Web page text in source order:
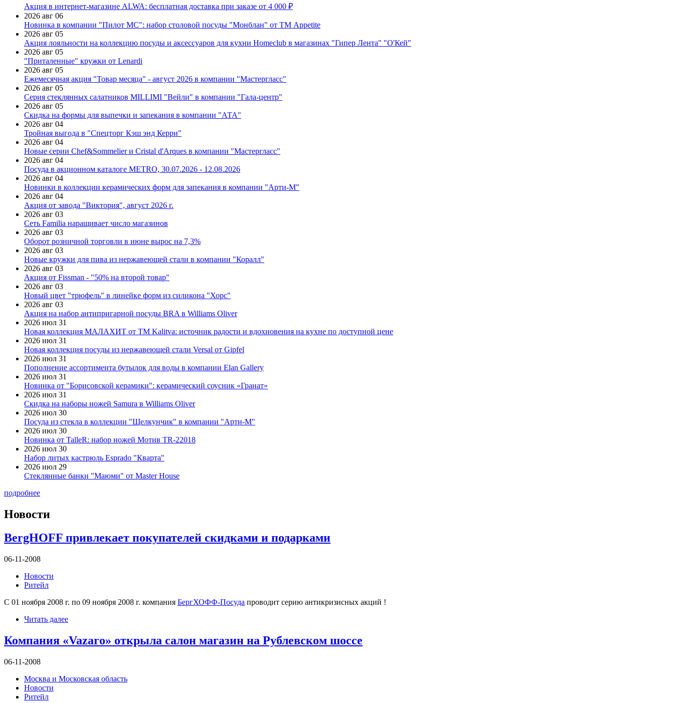
Акция в интернет-магазине ALWA: бесплатная доставка при заказе от 4 000 ₽
2026 авг 06
Новинка в компании "Пилот МС": набор столовой посуды "Монблан" от ТМ Appetite
2026 авг 05
Акция лояльности на коллекцию посуды и аксессуаров для кухни Homeclub в магазинах "Гипер Лента" "О'Кей"
2026 авг 05
"Приталенные" кружки от Lenardi
2026 авг 05
Ежемесячная акция "Товар месяца" - август 2026 в компании "Мастергласс"
2026 авг 05
Серия стеклянных салатников MILLIMI "Вейли" в компании "Гала-центр"
2026 авг 05
Скидка на формы для выпечки и запекания в компании "АТА"
2026 авг 04
Тройная выгода в "Спецторг Кэш энд Керри"
2026 авг 04
Новые серии Chef&Sommelier и Cristal d'Arques в компании "Мастергласс"
2026 авг 04
Посуда в акционном каталоге METRO, 30.07.2026 - 12.08.2026
2026 авг 04
Новинки в коллекции керамических форм для запекания в компании "Арти-М"
2026 авг 04
Акция от завода "Виктория", август 2026 г.
2026 авг 03
Сеть Familia наращивает число магазинов
2026 авг 03
Оборот розничной торговли в июне вырос на 7,3%
2026 авг 03
Новые кружки для пива из нержавеющей стали в компании "Коралл"
2026 авг 03
Акция от Fissman - "50% на второй товар"
2026 авг 03
Новый цвет "трюфель" в линейке форм из силикона "Хорс"
2026 авг 03
Акция на набор антипригарной посуды BRA в Williams Oliver
2026 июл 31
Новая коллекция МАЛАХИТ от ТМ Kalitva: источник радости и вдохновения на кухне по доступной цене
2026 июл 31
Новая коллекция посуды из нержавеющей стали Versal от Gipfel
2026 июл 31
Пополнение ассортимента бутылок для воды в компании Elan Gallery
2026 июл 31
Новинка от "Борисовской керамики": керамический соусник «Гранат»
2026 июл 31
Скидка на наборы ножей Samura в Williams Oliver
2026 июл 30
Посуда из стекла в коллекции "Щелкунчик" в компании "Арти-М"
2026 июл 30
Новинка от TalleR: набор ножей Мотив TR-22018
2026 июл 30
Набор литых кастрюль Esprado "Кварта"
2026 июл 29
Стеклянные банки "Маюми" от Master House
подробнее
Новости
BergHOFF привлекает покупателей скидками и подарками
06-11-2008
Новости
Ритейл
С 01 ноября 2008 г. по 09 ноября 2008 г. компания БергХОФФ-Посуда проводит серию антикризисных акций !
Читать далее
Компания «Vazaro» открыла салон магазин на Рублевском шоссе
06-11-2008
Москва и Московская область
Новости
Ритейл